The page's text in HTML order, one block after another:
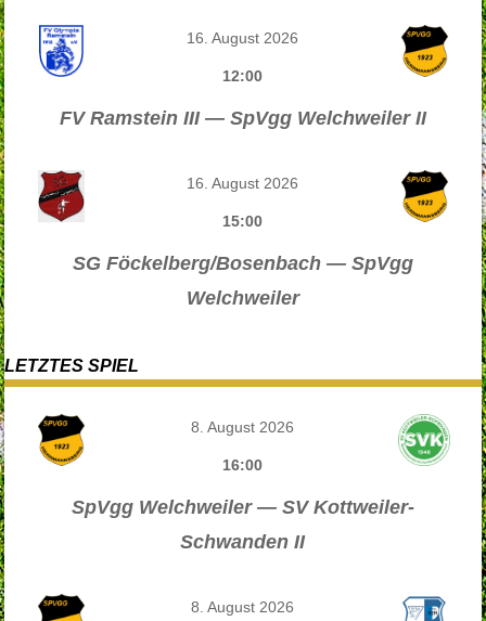
16. August 2026
12:00
FV Ramstein III — SpVgg Welchweiler II
16. August 2026
15:00
SG Föckelberg/Bosenbach — SpVgg
Welchweiler
LETZTES SPIEL
8. August 2026
16:00
SpVgg Welchweiler — SV Kottweiler-
Schwanden II
8. August 2026